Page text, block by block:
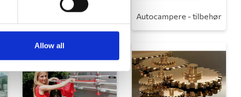
Allow all
Autocampere - tilbehør